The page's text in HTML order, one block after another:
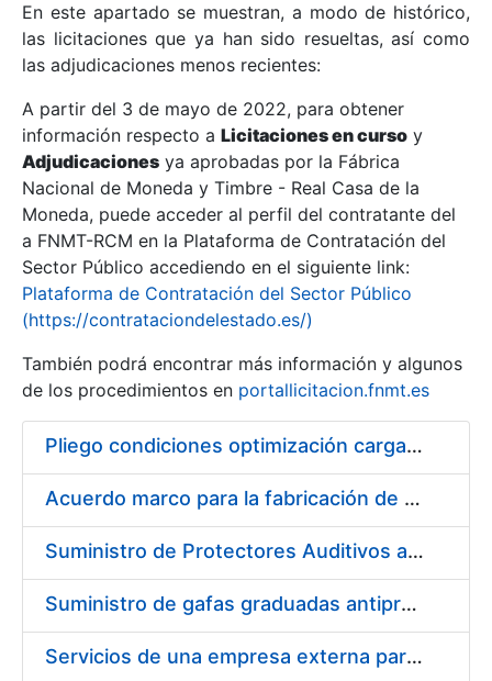
Mostrar/Ocultar
Mostrar/Ocultar
En este apartado se muestran, a modo de histórico,
las licitaciones que ya han sido resueltas, así como
las adjudicaciones menos recientes:
A partir del 3 de mayo de 2022, para obtener
información respecto a Licitaciones en curso y
Adjudicaciones ya aprobadas por la Fábrica
Nacional de Moneda y Timbre - Real Casa de la
Moneda, puede acceder al perfil del contratante del
a FNMT-RCM en la Plataforma de Contratación del
Sector Público accediendo en el siguiente link:
Plataforma de Contratación del Sector Público
(https://contrataciondelestado.es/)
También podrá encontrar más información y algunos
de los procedimientos en portallicitacion.fnmt.es
Pliego condiciones optimización cargas compras firmado
Acuerdo marco para la fabricación de piezas
Suministro de Protectores Auditivos a medida para las personas trabajadoras de los Centros de Trabajo de Madrid y Burgos
Suministro de gafas graduadas antiproyecciones para los trabajadores de la FNMT-RCM en los centros de trabajo de Madrid y Burgos
Servicios de una empresa externa para el asesoramiento y resolución de los recursos de alzada que se presentan relacionados con procesos de selección para la FNMT-RCM